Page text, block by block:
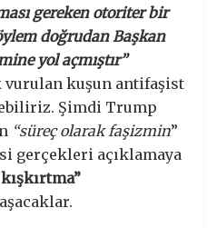
gereken otoriter bir
doğrudan Başkan
yol açmıştır”
vurulan kuşun antifaşist
Şimdi Trump
“süreç olarak faşizmin”
gerçekleri açıklamaya